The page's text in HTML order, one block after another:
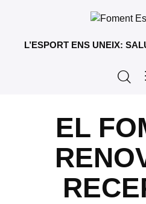
L’ESPORT ENS UNEIX:
EL